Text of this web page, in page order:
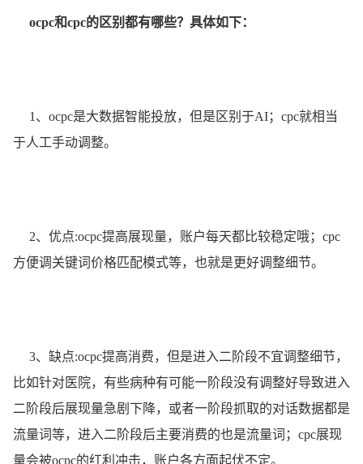
ocpc和cpc的区别都有哪些？具体如下：
1、ocpc是大数据智能投放，但是区别于AI；cpc就相当
于人工手动调整。
2、优点:ocpc提高展现量，账户每天都比较稳定哦；cpc
方便调关键词价格匹配模式等，也就是更好调整细节。
3、缺点:ocpc提高消费，但是进入二阶段不宜调整细节，
比如针对医院，有些病种有可能一阶段没有调整好导致进入
二阶段后展现量急剧下降，或者一阶段抓取的对话数据都是
流量词等，进入二阶段后主要消费的也是流量词；cpc展现
量会被ocpc的红利冲击，账户各方面起伏不定。